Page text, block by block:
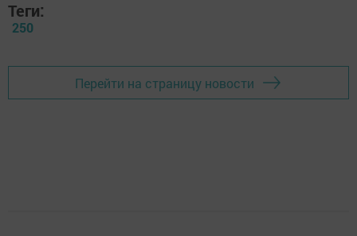
Теги:
250
Перейти на страницу новости